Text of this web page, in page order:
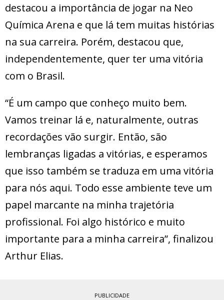
destacou a importância de jogar na Neo
Química Arena e que lá tem muitas histórias
na sua carreira. Porém, destacou que,
independentemente, quer ter uma vitória
com o Brasil.
“É um campo que conheço muito bem.
Vamos treinar lá e, naturalmente, outras
recordações vão surgir. Então, são
lembranças ligadas a vitórias, e esperamos
que isso também se traduza em uma vitória
para nós aqui. Todo esse ambiente teve um
papel marcante na minha trajetória
profissional. Foi algo histórico e muito
importante para a minha carreira”, finalizou
Arthur Elias.
PUBLICIDADE